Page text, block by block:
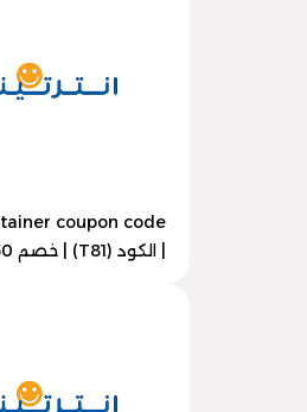
coupon code
| الكود (T81) | خصم 50% فوري